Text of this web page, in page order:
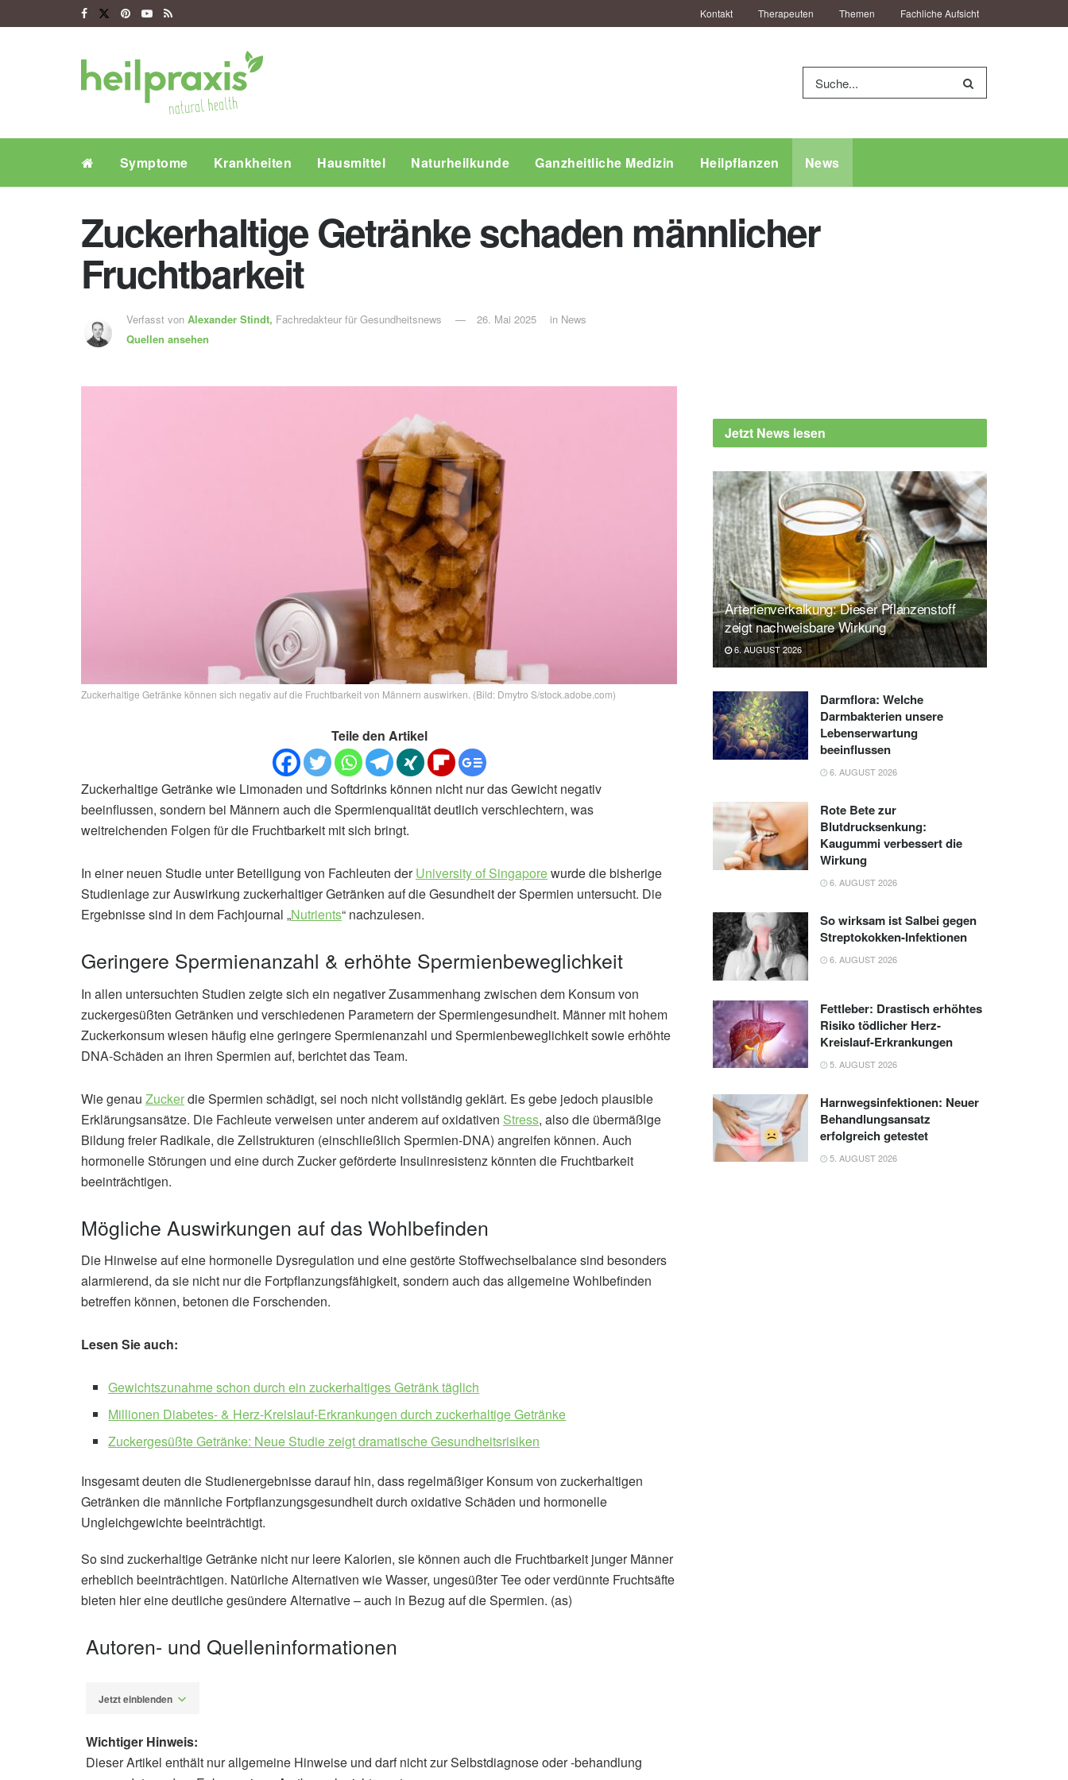
Kontakt Therapeuten Themen Fachliche Aufsicht
Symptome Krankheiten Hausmittel Naturheilkunde Ganzheitliche Medizin Heilpflanzen News
Zuckerhaltige Getränke schaden männlicher
Fruchtbarkeit
Verfasst von Alexander Stindt, Fachredakteur für Gesundheitsnews
Quellen ansehen
26. Mai 2025 in News
Zuckerhaltige Getränke können sich negativ auf die Fruchtbarkeit von Männern auswirken. (Bild: Dmytro S/stock.adobe.com)
Teile den Artikel
Zuckerhaltige Getränke wie Limonaden und Softdrinks können nicht nur das Gewicht negativ
beeinflussen, sondern bei Männern auch die Spermienqualität deutlich verschlechtern, was
weitreichenden Folgen für die Fruchtbarkeit mit sich bringt.
In einer neuen Studie unter Beteiligung von Fachleuten derUniversity of Singaporewurde die bisherige
Studienlage zur Auswirkung zuckerhaltiger Getränken auf die Gesundheit der Spermien untersucht. Die
Ergebnisse sind in dem Fachjournal „Nutrients“ nachzulesen.
Geringere Spermienanzahl & erhöhte Spermienbeweglichkeit
In allen untersuchten Studien zeigte sich ein negativer Zusammenhang zwischen dem Konsum von
zuckergesüßten Getränken und verschiedenen Parametern der Spermiengesundheit. Männer mit hohem
Zuckerkonsum wiesen häufig eine geringere Spermienanzahl und Spermienbeweglichkeit sowie erhöhte
DNA-Schäden an ihren Spermien auf, berichtet das Team.
Wie genau Zuckerdie Spermien schädigt, sei noch nicht vollständig geklärt. Es gebe jedoch plausible
Erklärungsansätze. Die Fachleute verweisen unter anderem auf oxidativen Stress, also die übermäßige
Bildung freier Radikale, die Zellstrukturen (einschließlich Spermien-DNA) angreifen können. Auch
hormonelle Störungen und eine durch Zucker geförderte Insulinresistenz könnten die Fruchtbarkeit
beeinträchtigen.
Mögliche Auswirkungen auf das Wohlbefinden
Die Hinweise auf eine hormonelle Dysregulation und eine gestörte Stoffwechselbalance sind besonders
alarmierend, da sie nicht nur die Fortpflanzungsfähigkeit, sondern auch das allgemeine Wohlbefinden
betreffen können, betonen die Forschenden.
Lesen Sie auch:
Gewichtszunahme schon durch ein zuckerhaltiges Getränk täglich
Millionen Diabetes- & Herz-Kreislauf-Erkrankungen durch zuckerhaltige Getränke
Zuckergesüßte Getränke: Neue Studie zeigt dramatische Gesundheitsrisiken
Insgesamt deuten die Studienergebnisse darauf hin, dass regelmäßiger Konsum von zuckerhaltigen
Getränken die männliche Fortpflanzungsgesundheit durch oxidative Schäden und hormonelle
Ungleichgewichte beeinträchtigt.
So sind zuckerhaltige Getränke nicht nur leere Kalorien, sie können auch die Fruchtbarkeit junger Männer
erheblich beeinträchtigen. Natürliche Alternativen wie Wasser, ungesüßter Tee oder verdünnte Fruchtsäfte
bieten hier eine deutliche gesündere Alternative – auch in Bezug auf die Spermien. (as)
Autoren- und Quelleninformationen
Jetzt einblenden
Alexander Stindt
Wichtiger Hinweis:
Dieser Artikel enthält nur allgemeine Hinweise und darf nicht zur Selbstdiagnose oder -behandlung
Jetzt News lesen
Arterienverkalkung: Dieser Pflanzenstoff
zeigt nachweisbare Wirkung
6. AUGUST 2026
Darmflora: Welche
Darmbakterien unsere
Lebenserwartung
beeinflussen
6. AUGUST 2026
Rote Bete zur
Blutdrucksenkung:
Kaugummi verbessert die
Wirkung
6. AUGUST 2026
So wirksam ist Salbei gegen
Streptokokken-Infektionen
6. AUGUST 2026
Fettleber: Drastisch erhöhtes
Risiko tödlicher Herz-
Kreislauf-Erkrankungen
5. AUGUST 2026
Harnwegsinfektionen: Neuer
Behandlungsansatz
erfolgreich getestet
5. AUGUST 2026